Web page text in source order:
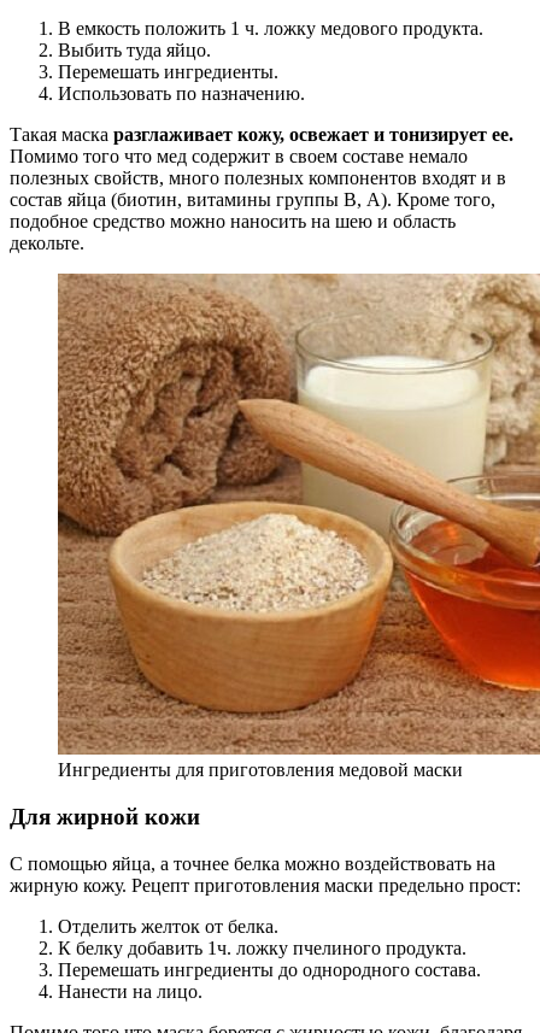
В емкость положить 1 ч. ложку медового продукта.
Выбить туда яйцо.
Перемешать ингредиенты.
Использовать по назначению.
Такая маска разглаживает кожу, освежает и тонизирует ее.
Помимо того что мед содержит в своем составе немало
полезных свойств, много полезных компонентов входят и в
состав яйца (биотин, витамины группы В, А). Кроме того,
подобное средство можно наносить на шею и область
декольте.
Ингредиенты для приготовления медовой маски
Для жирной кожи
С помощью яйца, а точнее белка можно воздействовать на
жирную кожу. Рецепт приготовления маски предельно прост:
Отделить желток от белка.
К белку добавить 1ч. ложку пчелиного продукта.
Перемешать ингредиенты до однородного состава.
Нанести на лицо.